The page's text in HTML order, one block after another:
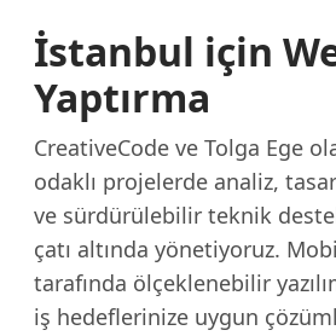
İstanbul için
Yaptırma
CreativeCode ve Tolga Ege
odaklı projelerde analiz,
ve sürdürülebilir teknik
çatı altında yönetiyoruz.
tarafında ölçeklenebilir
iş hedeflerinize uygun